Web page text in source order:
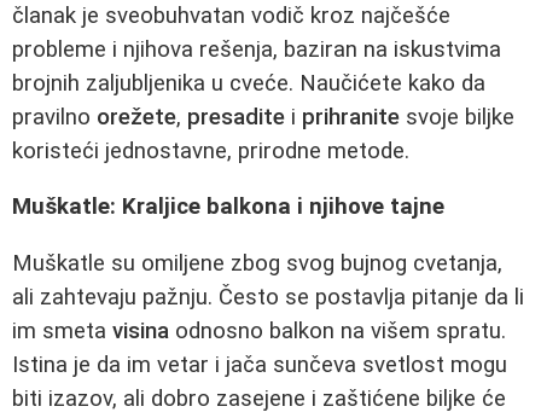
članak je sveobuhvatan vodič kroz najčešće
probleme i njihova rešenja, baziran na iskustvima
brojnih zaljubljenika u cveće. Naučićete kako da
pravilno orežete, presadite i prihranite svoje biljke
koristeći jednostavne, prirodne metode.
Muškatle: Kraljice balkona i njihove tajne
Muškatle su omiljene zbog svog bujnog cvetanja,
ali zahtevaju pažnju. Često se postavlja pitanje da li
im smeta visina odnosno balkon na višem spratu.
Istina je da im vetar i jača sunčeva svetlost mogu
biti izazov, ali dobro zasejene i zaštićene biljke će